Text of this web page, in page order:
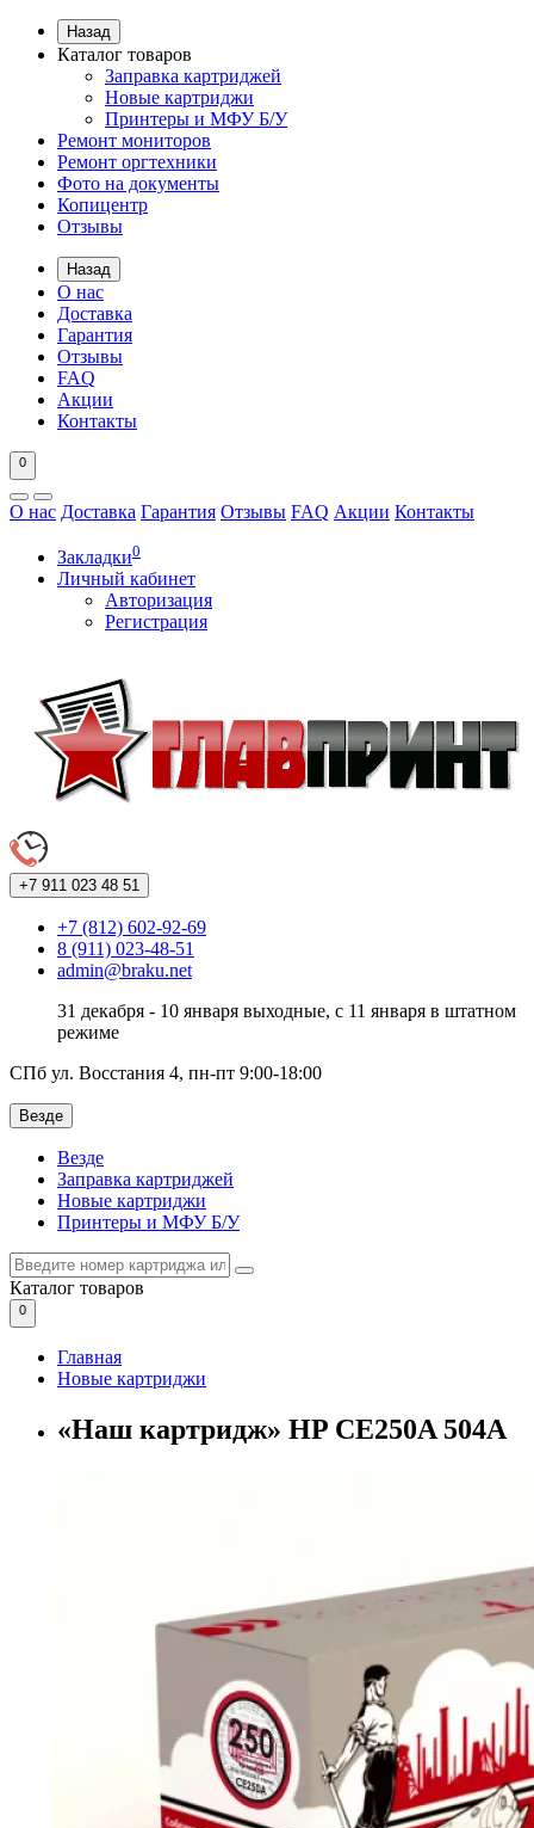
Назад
Каталог товаров
Заправка картриджей
Новые картриджи
Принтеры и МФУ Б/У
Ремонт мониторов
Ремонт оргтехники
Фото на документы
Копицентр
Отзывы
Назад
О нас
Доставка
Гарантия
Отзывы
FAQ
Акции
Контакты
0
О нас Доставка Гарантия Отзывы FAQ Акции Контакты
Закладки0
Личный кабинет
Авторизация
Регистрация
+7 911 023 48 51
+7 (812) 602-92-69
8 (911) 023-48-51
admin@braku.net
31 декабря - 10 января выходные, с 11 января в штатном
режиме
СПб ул. Восстания 4, пн-пт 9:00-18:00
Везде
Везде
Заправка картриджей
Новые картриджи
Принтеры и МФУ Б/У
Каталог товаров
0
Главная
Новые картриджи
«Наш картридж» HP CE250A 504A